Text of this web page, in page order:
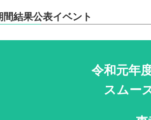
結果公表イベント
令和元年
スムー